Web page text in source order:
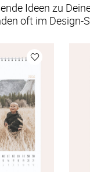
Ideen zu
oft im Design-